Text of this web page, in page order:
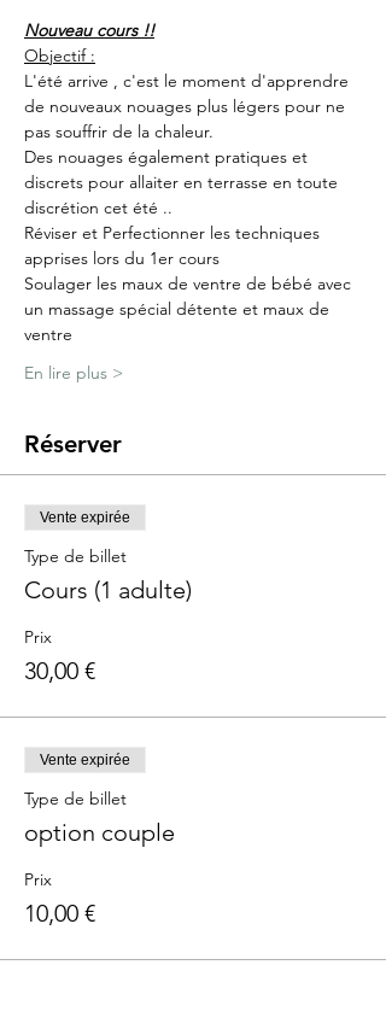
Nouveau cours !!
Objectif :
L'été arrive , c'est le moment d'apprendre
de nouveaux nouages plus légers pour ne
pas souffrir de la chaleur.
Des nouages également pratiques et
discrets pour allaiter en terrasse en toute
discrétion cet été ..
Réviser et Perfectionner les techniques
apprises lors du 1er cours
Soulager les maux de ventre de bébé avec
un massage spécial détente et maux de
ventre
En lire plus >
Réserver
Vente expirée
Type de billet
Cours (1 adulte)
Prix
30,00 €
Vente expirée
Type de billet
option couple
Prix
10,00 €